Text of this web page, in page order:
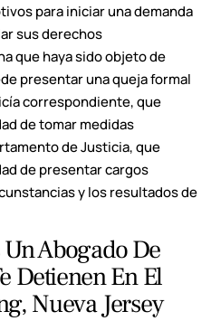
para iniciar una demanda
sus derechos
que haya sido objeto de
presentar una queja formal
correspondiente, que
de tomar medidas
de Justicia, que
de presentar cargos
y los resultados de
Abogado De
Detienen En El
Nueva Jersey